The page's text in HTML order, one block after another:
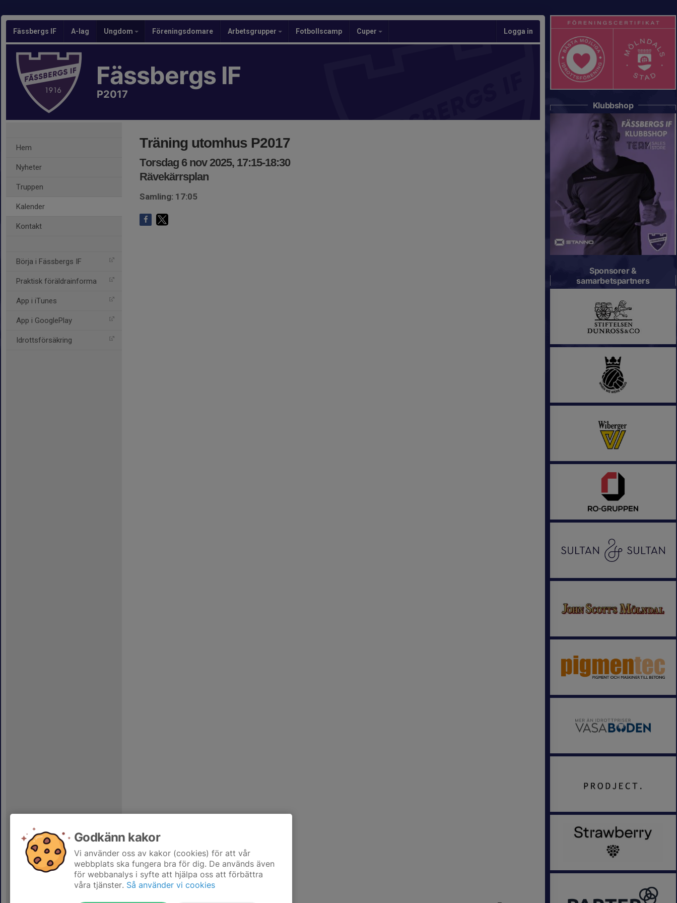
Fässbergs IF A-lag Ungdom Föreningsdomare Arbetsgrupper Fotbollscamp Cuper Logga in
Fässbergs IF
P2017
Hem
Nyheter
Truppen
Kalender
Kontakt
Börja i Fässbergs IF
Praktisk föräldrainforma
App i iTunes
App i GooglePlay
Idrottsförsäkring
Träning utomhus P2017
Torsdag 6 nov 2025, 17:15-18:30
Rävekärrsplan
Samling: 17:05
Klubbshop
Sponsorer &
samarbetspartners
Godkänn kakor
Vi använder oss av kakor (cookies) för att vår
webbplats ska fungera bra för dig. De används även
för webbanalys i syfte att hjälpa oss att förbättra
våra tjänster. Så använder vi cookies